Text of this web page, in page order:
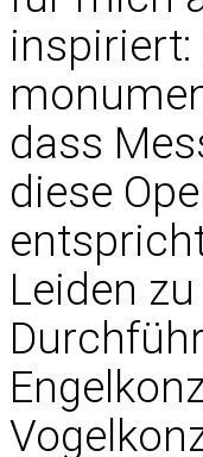
inspiriert:
dass
diese
Leiden